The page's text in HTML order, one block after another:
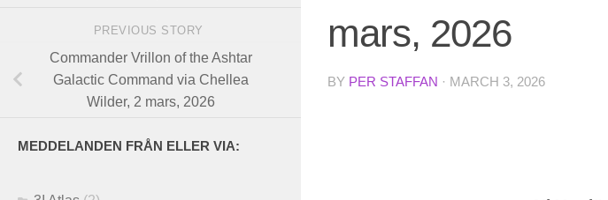
mars, 2026
BY PER STAFFAN · MARCH 3, 2026
PREVIOUS STORY
Commander Vrillon of the Ashtar
Galactic Command via Chellea
Wilder, 2 mars, 2026
MEDDELANDEN FRÅN ELLER VIA: